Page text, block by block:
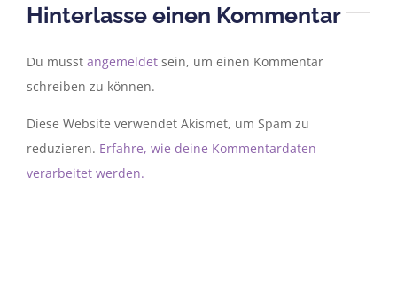
Hinterlasse einen Kommentar
Du musst angemeldet sein, um einen Kommentar
schreiben zu können.
Diese Website verwendet Akismet, um Spam zu
reduzieren. Erfahre, wie deine Kommentardaten
verarbeitet werden.